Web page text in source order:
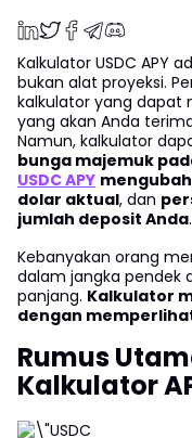
Kalkulator USDC APY
bukan alat proyeksi.
kalkulator yang dapat
yang akan Anda
Namun, kalkulator
bunga majemuk
USDC APY
dolar aktual, dan
jumlah deposit Anda.
Kebanyakan orang
dalam jangka pendek
panjang. Kalkulator
dengan
Rumus
Kalkulator